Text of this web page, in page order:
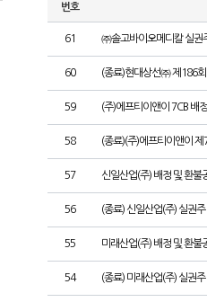
번호
61 ㈜솔고바이오메디칼 실권
60 (종료)현대상선㈜ 제186
59 (주)에프티이앤이 7CB 배
58 (종료)(주)에프티이앤이
57 신일산업(주) 배정 및 환불
56 (종료) 신일산업(주) 실권
55 미래산업(주) 배정 및 환불
54 (종료) 미래산업(주) 실권